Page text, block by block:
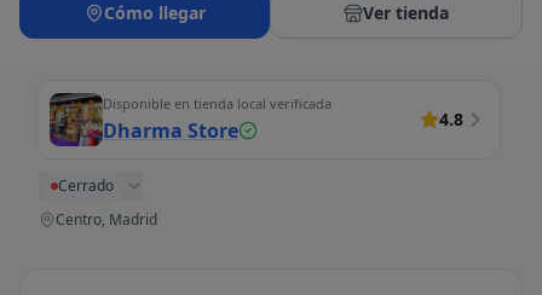
Cómo llegar Ver tienda
Disponible en tienda local verificada
Dharma Store 4.8
Cerrado
Centro, Madrid